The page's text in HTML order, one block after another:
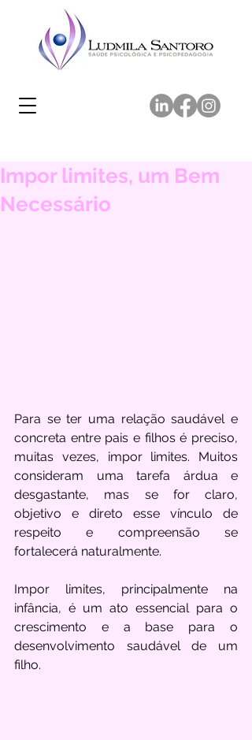
Impor limites, um Bem
Necessário
Para se ter uma relação saudável e
concreta entre pais e filhos é preciso,
muitas vezes, impor limites. Muitos
consideram uma tarefa árdua e
desgastante, mas se for claro,
objetivo e direto esse vínculo de
respeito e compreensão se
fortalecerá naturalmente.
Impor limites, principalmente na
infância, é um ato essencial para o
crescimento e a base para o
desenvolvimento saudável de um
filho.